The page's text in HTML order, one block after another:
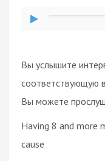
Вы услышите
соответствующую
Вы можете
Having 8 and
cause